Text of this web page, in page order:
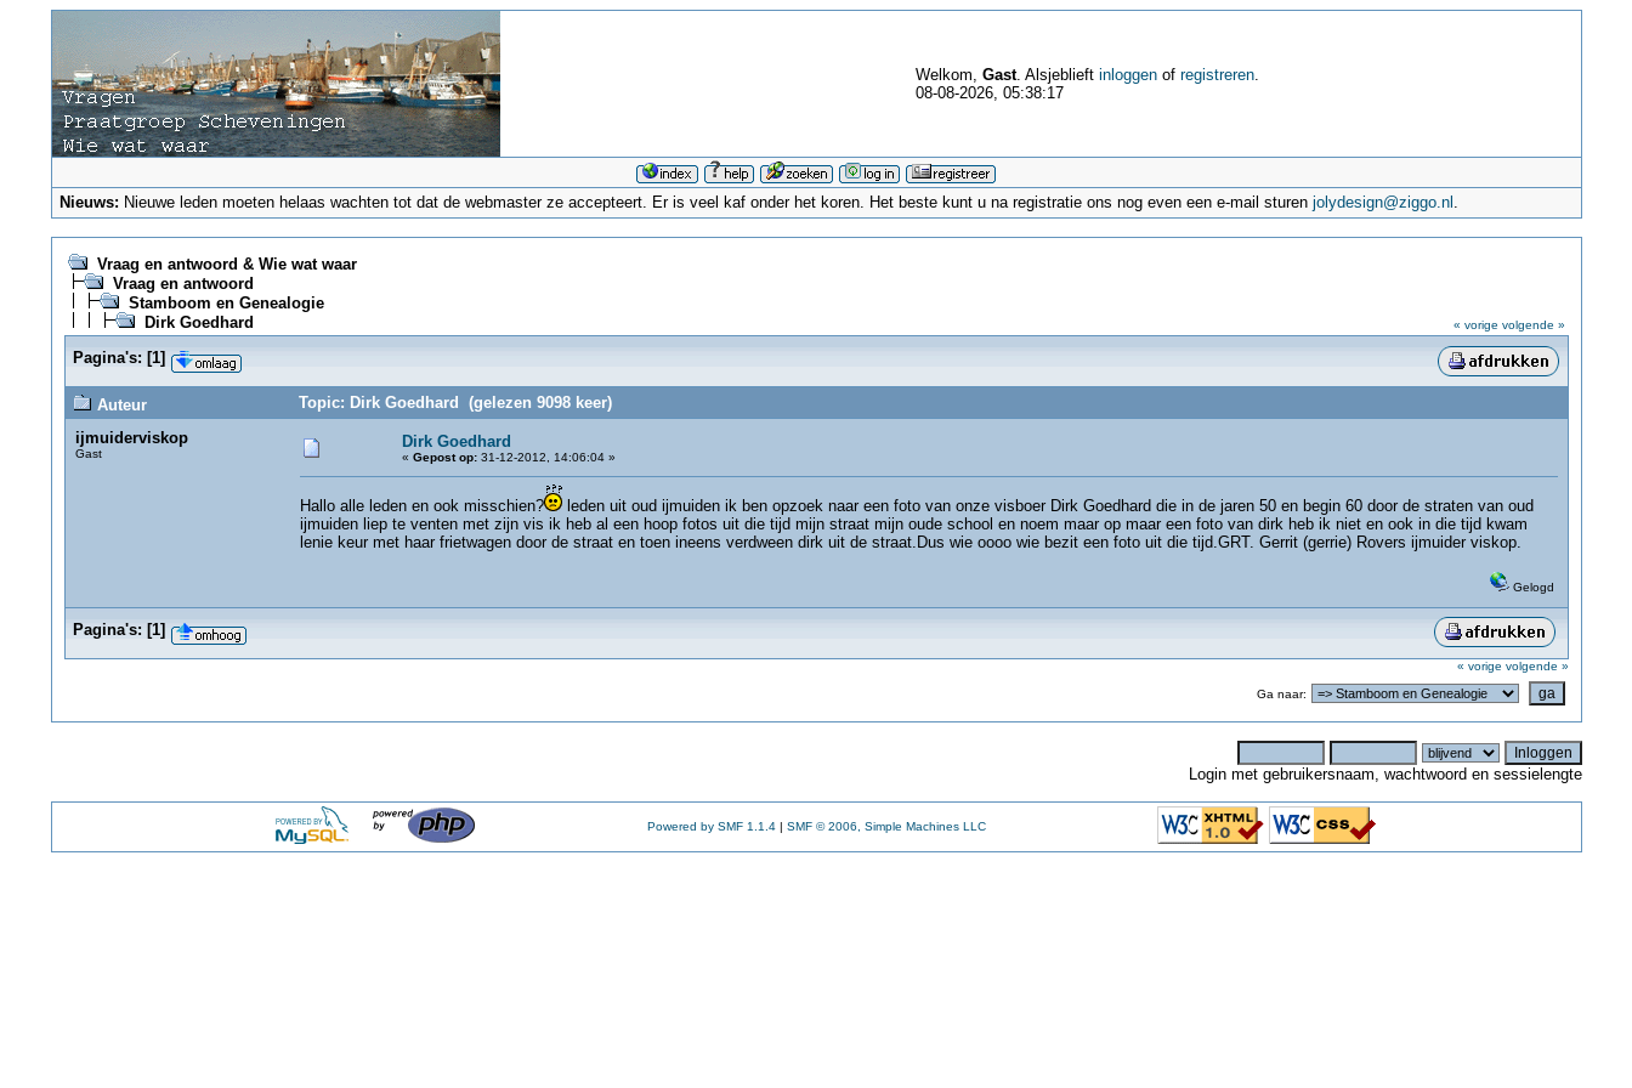
Welkom, Gast. Alsjeblieft inloggenof registreren.
08-08-2026, 05:38:17
Nieuws: Nieuwe leden moeten helaas wachten tot dat de webmaster ze accepteert. Er is veel kaf onder het koren. Het beste kunt u na registratie ons nog even een e-mail sturenjolydesign@ziggo.nl .
Vraag en antwoord & Wie wat waar
Vraag en antwoord
Stamboom en Genealogie
Dirk Goedhard
« vorige volgende »
Pagina's: [1]
Auteur
Topic: Dirk Goedhard (gelezen 9098 keer)
ijmuiderviskop
Gast
Dirk Goedhard
« Gepost op:31-12-2012, 14:06:04 »
Hallo alle leden en ook misschien?
leden uit oud ijmuiden ik ben opzoek naar een foto van onze visboer Dirk Goedhard die in de jaren 50 en begin 60 door de straten van oud
ijmuiden liep te venten met zijn vis ik heb al een hoop fotos uit die tijd mijn straat mijn oude school en noem maar op maar een foto van dirk heb ik niet en ook in die tijd kwam
lenie keur met haar frietwagen door de straat en toen ineens verdween dirk uit de straat.Dus wie oooo wie bezit een foto uit die tijd.GRT. Gerrit (gerrie) Rovers ijmuider viskop.
Gelogd
Pagina's: [1]
« vorige volgende »
Ga naar:
Login met gebruikersnaam, wachtwoord en sessielengte
Powered by SMF 1.1.4 | SMF © 2006, Simple Machines LLC